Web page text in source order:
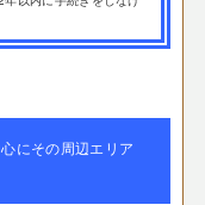
にその周辺エリア